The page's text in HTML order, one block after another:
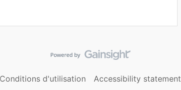
Conditions d'utilisation Accessibility statement